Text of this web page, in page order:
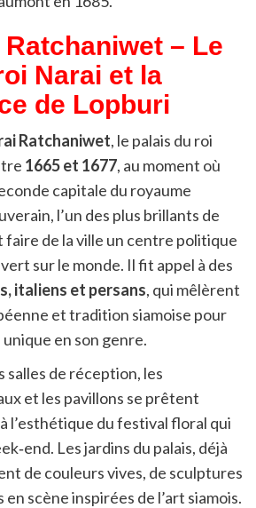
– Le
Narai et la
de Lopburi
Ratchaniwet, le palais du roi
1665 et 1677, au moment où
capitale du royaume
l’un des plus brillants de
faire de la ville un centre politique
sur le monde. Il fit appel à des
italiens et persans, qui mêlèrent
et tradition siamoise pour
en son genre.
salles de réception, les
et les pavillons se prêtent
l’esthétique du festival floral qui
Les jardins du palais, déjà
de couleurs vives, de sculptures
scène inspirées de l’art siamois.